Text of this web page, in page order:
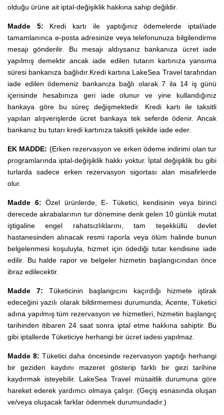
olduğu ürüne ait iptal-değişiklik hakkına sahip değildir.
Madde 5: Kredi kartı ile yaptığınız ödemelerde iptal/iade
tamamlanınca e-posta adresinize veya telefonunuza bilgilendirme
mesajı gönderilir. Bu mesajı aldıysanız bankanıza ücret iade
yapılmış demektir ancak iade edilen tutarın kartınıza yansıma
süresi bankanıza bağlıdır.Kredi kartına LakeSea Travel tarafından
iade edilen ödemeniz bankanıza bağlı olarak 7 ila 14 iş günü
içerisinde hesabınıza geri iade olunur ve yine kullandığınız
bankaya göre bu süreç değişmektedir. Kredi kartı ile taksitli
yapılan alışverişlerde ücret bankaya tek seferde ödenir. Ancak
bankanız bu tutarı kredi kartınıza taksitli şekilde iade eder.
EK MADDE: (Erken rezervasyon ve erken ödeme indirimi olan tur
programlarında iptal-değişiklik hakkı yoktur. İptal değişiklik bu gibi
turlarda sadece erken rezervasyon sigortası alan misafirlerde
olur.
Madde 6: Özel ürünlerde, E- Tüketici, kendisinin veya birinci
derecede akrabalarının tur dönemine denk gelen 10 günlük mutat
iştigaline engel rahatsızlıklarını, tam teşekküllü devlet
hastanesinden alınacak resmi raporla veya ölüm halinde bunun
belgelenmesi koşuluyla, hizmet için ödediği tutar kendisine iade
edilir. Bu halde rapor ve belgeler hizmetin başlangıcından önce
ibraz edilecektir.
Madde 7: Tüketicinin başlangıcını kaçırdığı hizmete iştirak
edeceğini yazılı olarak bildirmemesi durumunda; Acente, Tüketici
adına yapılmış tüm rezervasyon ve hizmetleri, hizmetin başlangıç
tarihinden itibaren 24 saat sonra iptal etme hakkına sahiptir. Bu
gibi iptallerde Tüketiciye herhangi bir ücret iadesi yapılmaz.
Madde 8: Tüketici daha öncesinde rezervasyon yaptığı herhangi
bir geziden kaydını mazeret gösterip farklı bir gezi tarihine
kaydırmak isteyebilir. LakeSea Travel müsaitlik durumuna göre
hareket ederek yardımcı olmaya çalışır. (Geçiş esnasında oluşan
ve/veya oluşacak farklar ödenmek durumundadır.)